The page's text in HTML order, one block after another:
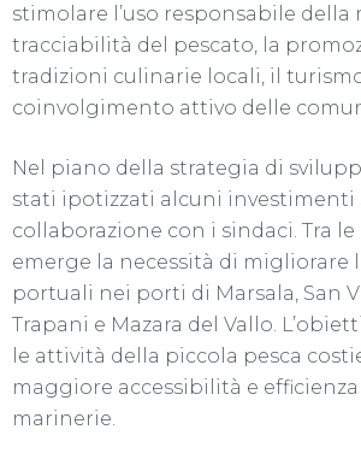
stimolare l’uso responsabile della
tracciabilità del pescato, la
tradizioni culinarie locali, il
coinvolgimento attivo delle
Nel piano della strategia di
stati ipotizzati alcuni investimenti
collaborazione con i sindaci. Tra le
emerge la necessità di migliorare
portuali nei porti di Marsala, San
Trapani e Mazara del Vallo.
le attività della piccola pesca
maggiore accessibilità e
marinerie.